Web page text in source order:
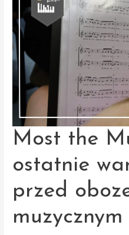
z gminy
Biecz
Most the
ostatnie
przed
muzycznym